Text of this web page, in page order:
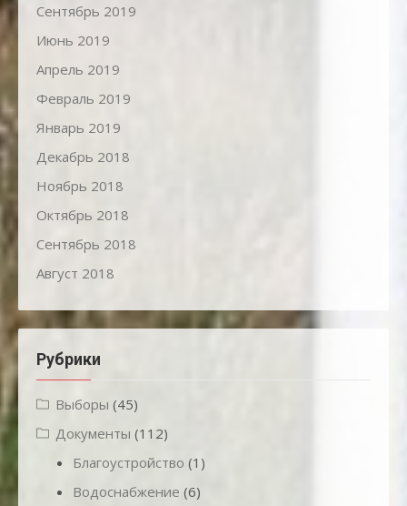
Сентябрь 2019
Июнь 2019
Апрель 2019
Февраль 2019
Январь 2019
Декабрь 2018
Ноябрь 2018
Октябрь 2018
Сентябрь 2018
Август 2018
Рубрики
Выборы (45)
Документы (112)
Благоустройство (1)
Водоснабжение (6)